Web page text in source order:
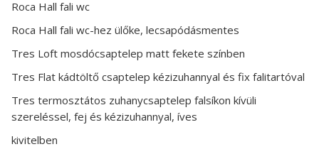
Roca Hall fali wc
Roca Hall fali wc-hez ülőke, lecsapódásmentes
Tres Loft mosdócsaptelep matt fekete színben
Tres Flat kádtöltő csaptelep kézizuhannyal és fix falitartóval
Tres termosztátos zuhanycsaptelep falsíkon kívüli
szereléssel, fej és kézizuhannyal, íves
kivitelben